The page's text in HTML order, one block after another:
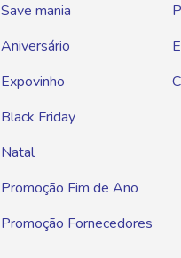
Save mania
Aniversário
Expovinho
Black Friday
Natal
Promoção Fim de Ano
Promoção Fornecedores